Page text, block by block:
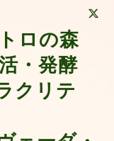
ロの森
・発酵
リテ